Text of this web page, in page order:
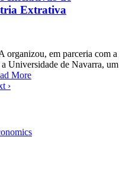
Extrativa
em parceria com a
Universidade de Navarra, um
More
›